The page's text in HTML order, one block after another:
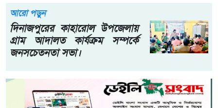
আরো পড়ুন
দিনাজপুরের কাহারোল উপজেলায়
গ্রাম আদালত কার্যক্রম সম্পর্কে
জনসচেতনতা সভা।